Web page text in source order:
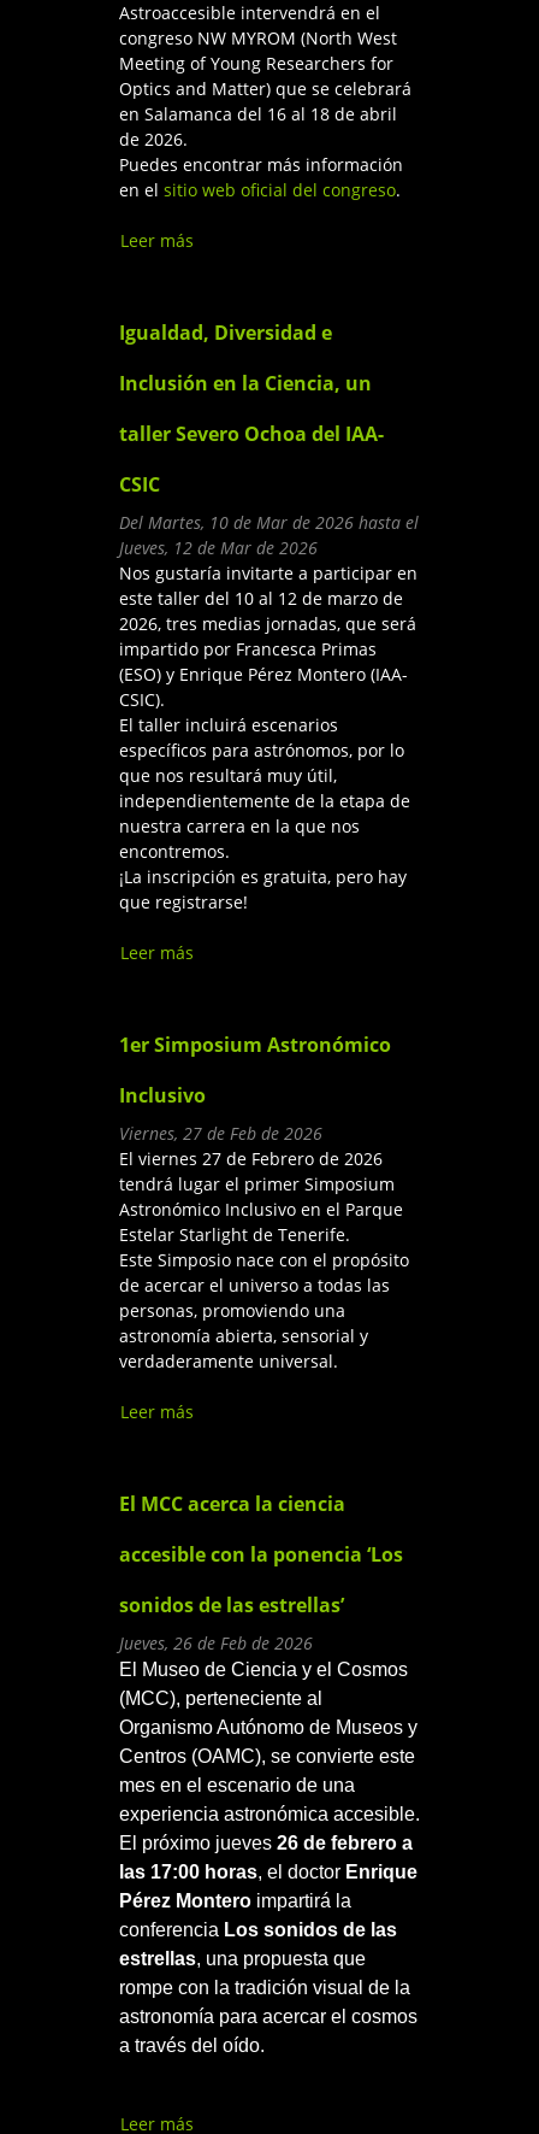
Astroaccesible intervendrá en el
congreso NW MYROM (North West
Meeting of Young Researchers for
Optics and Matter) que se celebrará
en Salamanca del 16 al 18 de abril
de 2026.
Puedes encontrar más información
en el sitio web oficial del congreso.
Leer más
Matter"
Igualdad, Diversidad e
Inclusión en la Ciencia, un
taller Severo Ochoa del IAA-
CSIC
Del Martes, 10 de Mar de 2026 hasta el
Jueves, 12 de Mar de 2026
Nos gustaría invitarte a participar en
este taller del 10 al 12 de marzo de
2026, tres medias jornadas, que será
impartido por Francesca Primas
(ESO) y Enrique Pérez Montero (IAA-
CSIC).
El taller incluirá escenarios
específicos para astrónomos, por lo
que nos resultará muy útil,
independientemente de la etapa de
nuestra carrera en la que nos
encontremos.
¡La inscripción es gratuita, pero hay
que registrarse!
Leer más
1er Simposium Astronómico
Inclusivo
Viernes, 27 de Feb de 2026
El viernes 27 de Febrero de 2026
tendrá lugar el primer Simposium
Astronómico Inclusivo en el Parque
Estelar Starlight de Tenerife.
Este Simposio nace con el propósito
de acercar el universo a todas las
personas, promoviendo una
astronomía abierta, sensorial y
verdaderamente universal.
Leer más
El MCC acerca la ciencia
accesible con la ponencia ‘Los
sonidos de las estrellas’
Jueves, 26 de Feb de 2026
El Museo de Ciencia y el Cosmos
(MCC), perteneciente al
Organismo Autónomo de Museos y
Centros (OAMC), se convierte este
mes en el escenario de una
experiencia astronómica accesible.
El próximo jueves 26 de febrero a
las 17:00 horas, el doctor Enrique
Pérez Montero impartirá la
conferencia Los sonidos de las
estrellas, una propuesta que
rompe con la tradición visual de la
astronomía para acercar el cosmos
a través del oído.
Leer más